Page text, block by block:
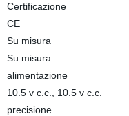
Certificazione
CE
Su misura
Su misura
alimentazione
10.5 v c.c., 10.5 v c.c.
precisione